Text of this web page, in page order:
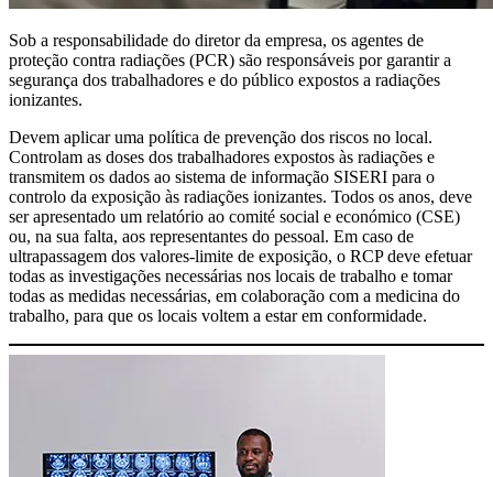
Sob a responsabilidade do diretor da empresa, os agentes de
proteção contra radiações (PCR) são responsáveis por garantir a
segurança dos trabalhadores e do público expostos a radiações
ionizantes.
Devem aplicar uma política de prevenção dos riscos no local.
Controlam as doses dos trabalhadores expostos às radiações e
transmitem os dados ao sistema de informação SISERI para o
controlo da exposição às radiações ionizantes. Todos os anos, deve
ser apresentado um relatório ao comité social e económico (CSE)
ou, na sua falta, aos representantes do pessoal. Em caso de
ultrapassagem dos valores-limite de exposição, o RCP deve efetuar
todas as investigações necessárias nos locais de trabalho e tomar
todas as medidas necessárias, em colaboração com a medicina do
trabalho, para que os locais voltem a estar em conformidade.